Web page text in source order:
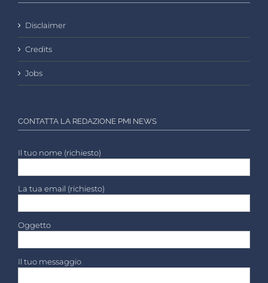
Disclaimer
Credits
Jobs
CONTATTA LA REDAZIONE PMI NEWS
Il tuo nome (richiesto)
La tua email (richiesto)
Oggetto
Il tuo messaggio